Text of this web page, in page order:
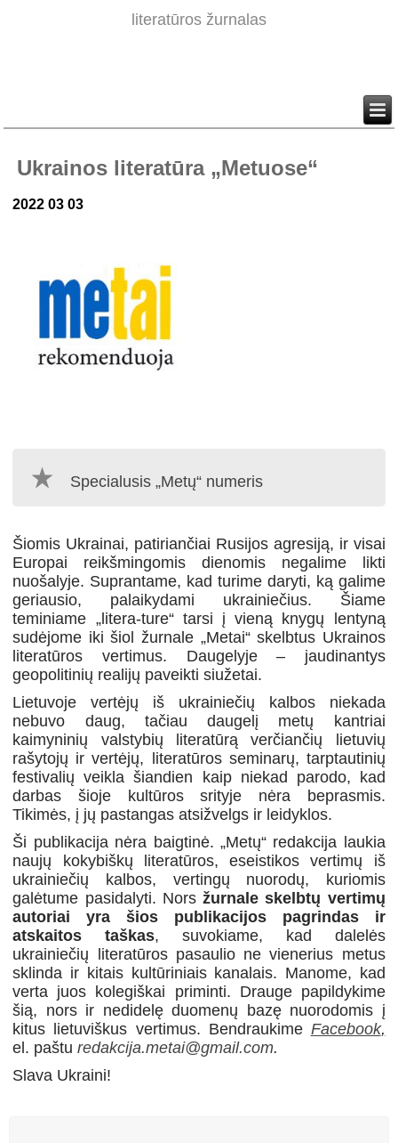
literatūros žurnalas
Ukrainos literatūra „Metuose“
2022 03 03
Specialusis „Metų“ numeris
Šiomis Ukrainai, patiriančiai Rusijos agresiją, ir visai
Europai reikšmingomis dienomis negalime likti
nuošalyje. Suprantame, kad turime daryti, ką galime
geriausio, palaikydami ukrainiečius. Šiame
teminiame „litera-ture“ tarsi į vieną knygų lentyną
sudėjome iki šiol žurnale „Metai“ skelbtus Ukrainos
literatūros vertimus. Daugelyje – jaudinantys
geopolitinių realijų paveikti siužetai.
Lietuvoje vertėjų iš ukrainiečių kalbos niekada
nebuvo daug, tačiau daugelį metų kantriai
kaimyninių valstybių literatūrą verčiančių lietuvių
rašytojų ir vertėjų, literatūros seminarų, tarptautinių
festivalių veikla šiandien kaip niekad parodo, kad
darbas šioje kultūros srityje nėra beprasmis.
Tikimės, į jų pastangas atsižvelgs ir leidyklos.
Ši publikacija nėra baigtinė. „Metų“ redakcija laukia
naujų kokybiškų literatūros, eseistikos vertimų iš
ukrainiečių kalbos, vertingų nuorodų, kuriomis
galėtume pasidalyti. Norsžurnale skelbtų vertimų
autoriai yra šios publikacijos pagrindas ir
atskaitos taškas, suvokiame, kad dalelės
ukrainiečių literatūros pasaulio ne vienerius metus
sklinda ir kitais kultūriniais kanalais. Manome, kad
verta juos kolegiškai priminti. Drauge papildykime
šią, nors ir nedidelę duomenų bazę nuorodomis į
kitus lietuviškus vertimus. Bendraukime Facebook,
el. pašturedakcija.metai@gmail.com.
Slava Ukraini!